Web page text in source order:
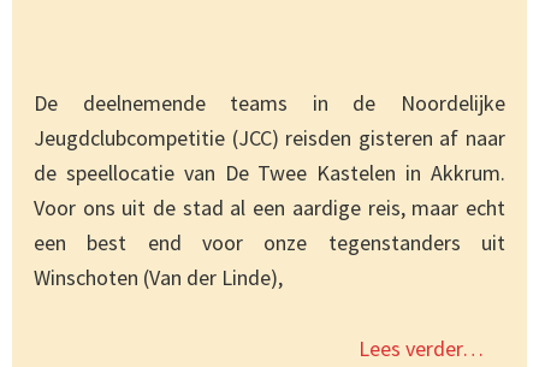
De deelnemende teams in de Noordelijke
Jeugdclubcompetitie (JCC) reisden gisteren af naar
de speellocatie van De Twee Kastelen in Akkrum.
Voor ons uit de stad al een aardige reis, maar echt
een best end voor onze tegenstanders uit
Winschoten (Van der Linde),
Lees verder…